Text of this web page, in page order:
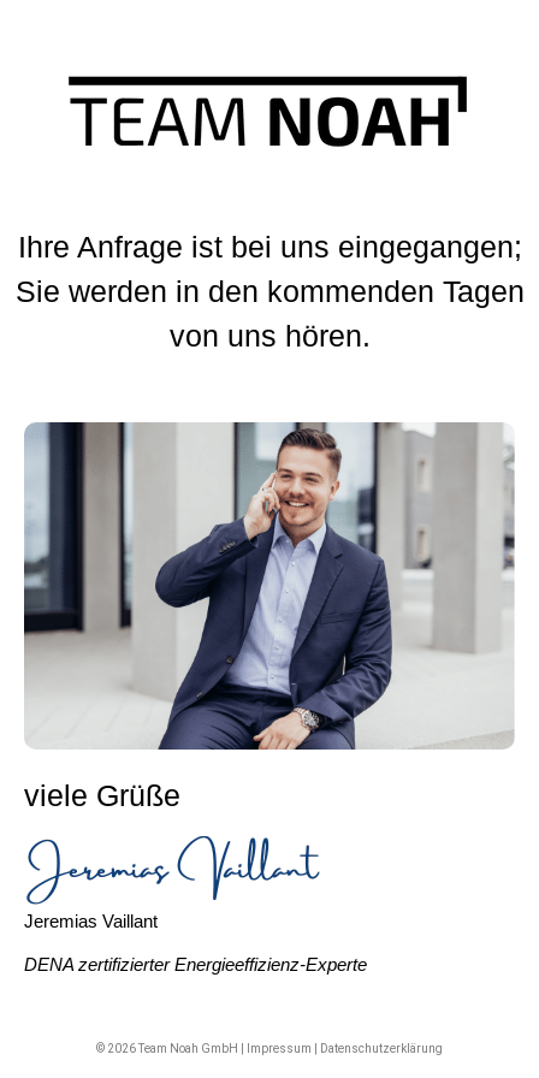
Ihre Anfrage ist bei uns eingegangen;
Sie werden in den kommenden Tagen
von uns hören.
viele Grüße
Jeremias Vaillant
DENA zertifizierter Energieeffizienz-Experte
© 2026Team Noah GmbH | Impressum Datenschutzerklärung